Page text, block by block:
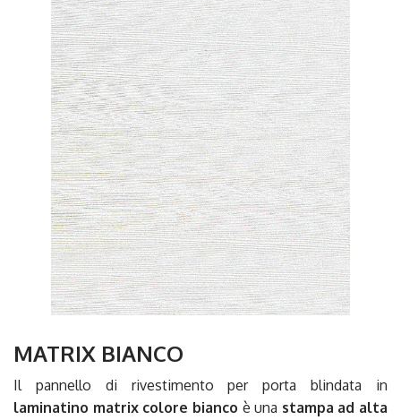
MATRIX BIANCO
Il pannello di rivestimento per porta blindata in
laminatino matrix colore bianco è una stampa ad alta